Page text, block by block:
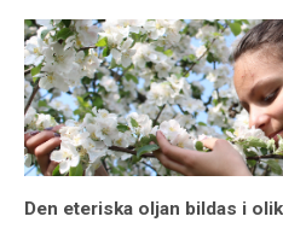
Den eteriska oljan bildas i